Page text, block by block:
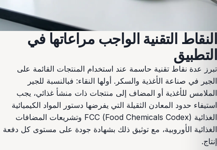
النقاط التقنية الواجب مراعاتها في
التطبيق
تبرز عدة نقاط تقنية حاسمة عند استخدام المنتجات القائمة على
الجير في صناعة الأغذية والسكر. أولها النقاء: فبالنسبة للجير
الملامس للأغذية أو المضاف إلى منتجات ذات منشأ غذائي، يجب
استيفاء حدود المعادن الثقيلة التي يفرضها دستور المواد الكيميائية
الغذائية FCC (Food Chemicals Codex) وتشريعات المضافات
الغذائية الأوروبية، مع توثيق ذلك بشهادة جودة على مستوى كل دفعة
إنتاج.